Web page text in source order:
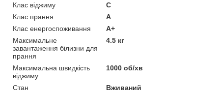
Клас віджиму
C
Клас прання
A
Клас енергоспоживання
A+
Максимальне
завантаження білизни для
прання
4.5 кг
Максимальна швидкість
віджиму
1000 об/хв
Стан
Вживаний